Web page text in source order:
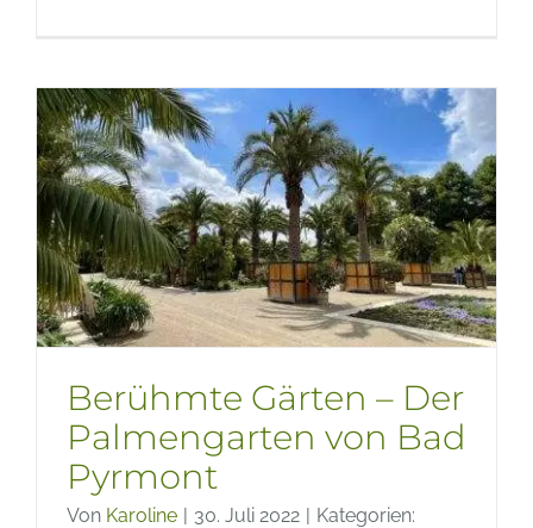
Der
Garten
von
Kreta
Berühmte Gärten – Der
Palmengarten von Bad
Pyrmont
Von Karoline | 30. Juli 2022 | Kategorien: